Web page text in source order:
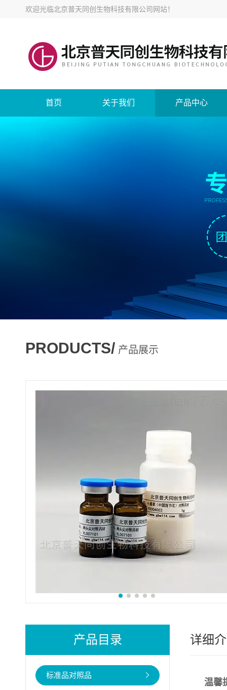
欢迎光临北京普天同创生物科技有限公司网站！
首页 关于我们 产品中心
PRODUCTS/ 产品展示
产品目录
标准品对照品
详细
温馨